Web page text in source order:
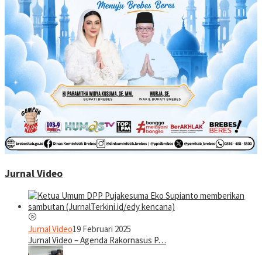
Jurnal Video
Jurnal Video19 Februari 2025
Jurnal Video – Agenda Rakornasus P…